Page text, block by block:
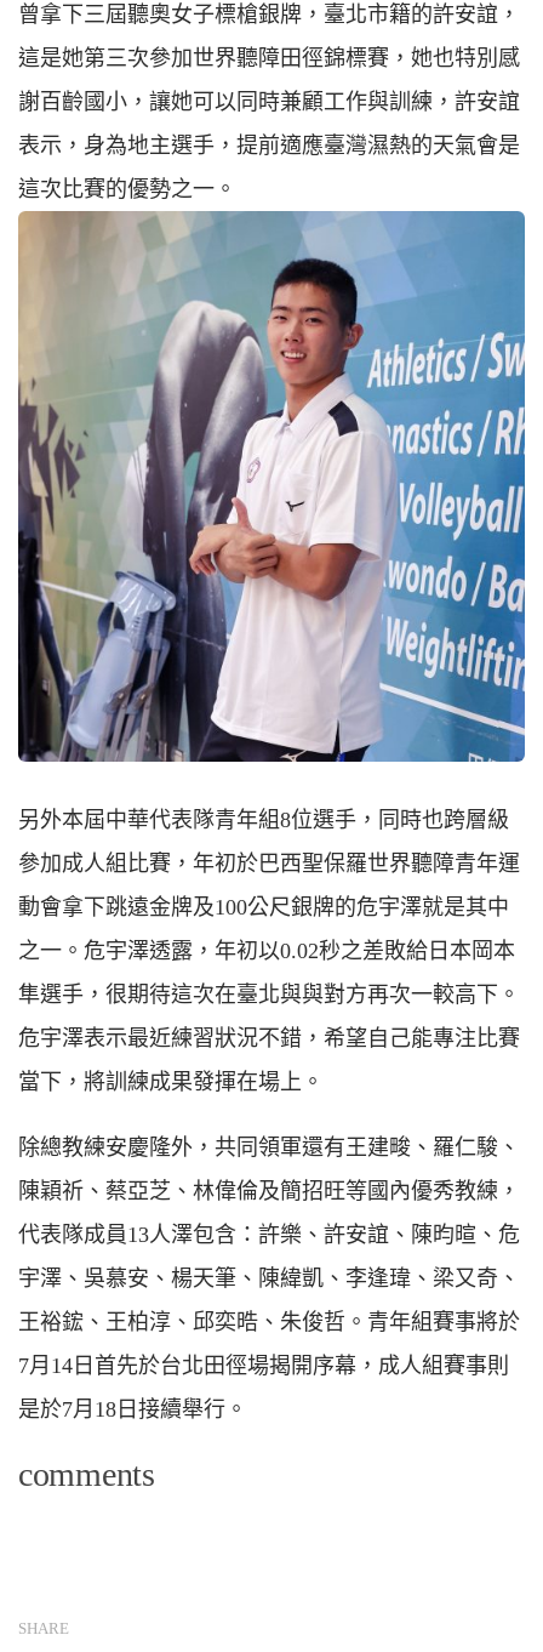
曾拿下三屆聽奧女子標槍銀牌，臺北市籍的許安誼，
這是她第三次參加世界聽障田徑錦標賽，她也特別感
謝百齡國小，讓她可以同時兼顧工作與訓練，許安誼
表示，身為地主選手，提前適應臺灣濕熱的天氣會是
這次比賽的優勢之一。
另外本屆中華代表隊青年組8位選手，同時也跨層級
參加成人組比賽，年初於巴西聖保羅世界聽障青年運
動會拿下跳遠金牌及100公尺銀牌的危宇澤就是其中
之一。危宇澤透露，年初以0.02秒之差敗給日本岡本
隼選手，很期待這次在臺北與與對方再次一較高下。
危宇澤表示最近練習狀況不錯，希望自己能專注比賽
當下，將訓練成果發揮在場上。
除總教練安慶隆外，共同領軍還有王建畯、羅仁駿、
陳穎祈、蔡亞芝、林偉倫及簡招旺等國內優秀教練，
代表隊成員13人澤包含：許樂、許安誼、陳昀暄、危
宇澤、吳慕安、楊天筆、陳緯凱、李逢瑋、梁又奇、
王裕鋐、王柏淳、邱奕晧、朱俊哲。青年組賽事將於
7月14日首先於台北田徑場揭開序幕，成人組賽事則
是於7月18日接續舉行。
comments
SHARE